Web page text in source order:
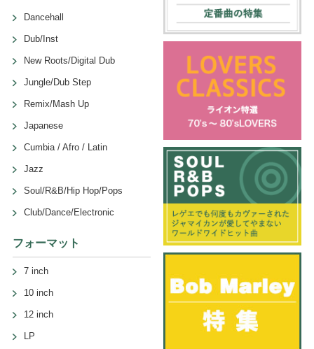
Dancehall
Dub/Inst
New Roots/Digital Dub
Jungle/Dub Step
Remix/Mash Up
Japanese
Cumbia / Afro / Latin
Jazz
Soul/R&B/Hip Hop/Pops
Club/Dance/Electronic
フォーマット
7 inch
10 inch
12 inch
LP